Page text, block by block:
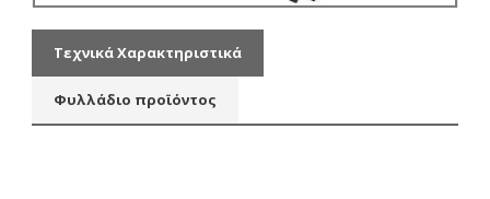
Τεχνικά Χαρακτηριστικά
Φυλλάδιο προϊόντος